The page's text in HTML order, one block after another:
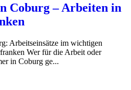
Coburg – Arbeiten in
Arbeitseinsätze im wichtigen
Wer für die Arbeit oder
in Coburg ge...